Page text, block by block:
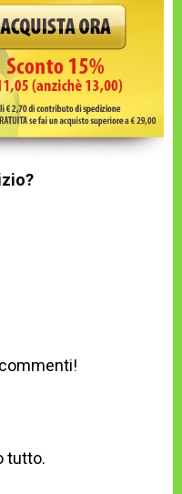
tutto.